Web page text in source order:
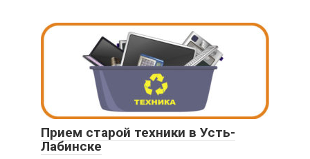
Прием старой техники в Усть-
Лабинске